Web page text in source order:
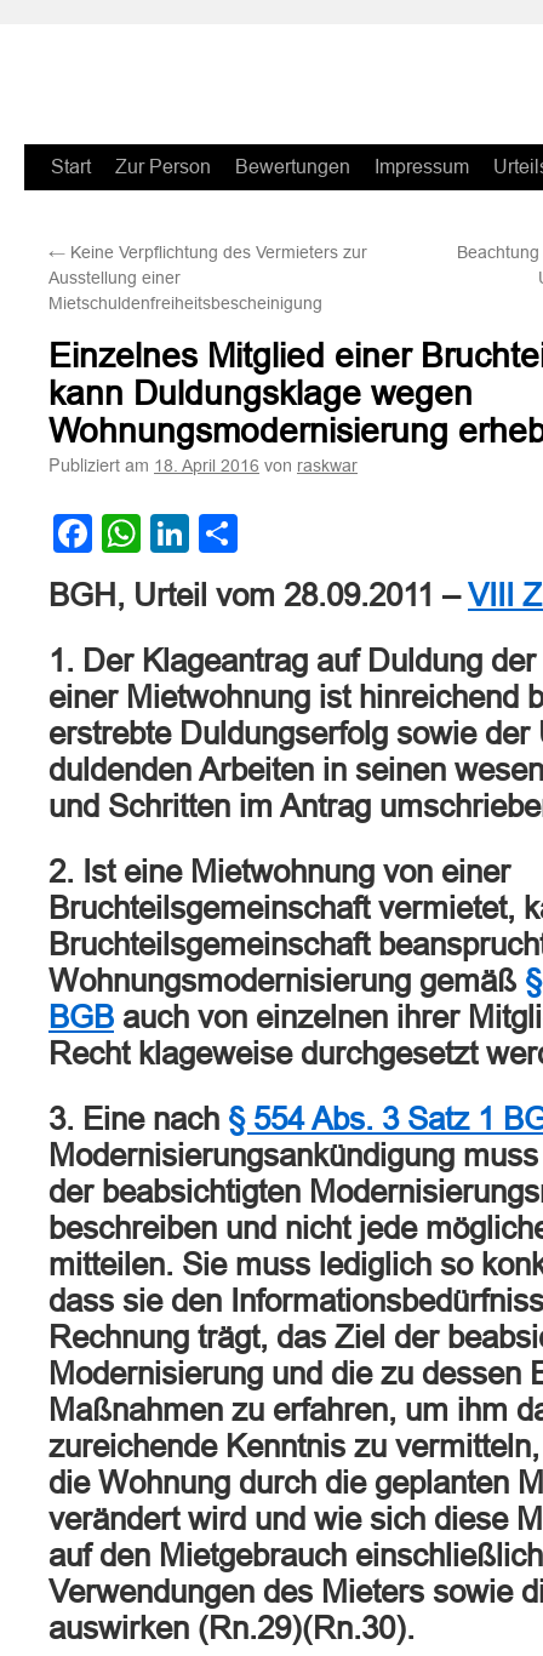
Zum
springen
Start Zur Person Bewertungen Impressum
← Keine Verpflichtung des Vermieters zur
Ausstellung einer
Mietschuldenfreiheitsbescheinigung
Einzelnes Mitglied einer
kann Duldungsklage wegen
Wohnungsmodernisierung
Publiziert am 18. April 2016 von raskwar
Facebook
WhatsApp
LinkedIn
BGH, Urteil vom 28.09.2011 –VIII
1. Der Klageantrag auf Duldung
einer Mietwohnung ist hinreichend
erstrebte Duldungserfolg sowie der
duldenden Arbeiten in seinen
und Schritten im Antrag
2. Ist eine Mietwohnung von einer
Bruchteilsgemeinschaft vermietet,
Bruchteilsgemeinschaft
Wohnungsmodernisierung gemäß
BGB auch von einzelnen ihrer
Recht klageweise durchgesetzt
3. Eine nach § 554 Abs. 3 Satz 1
Modernisierungsankündigung
der beabsichtigten
beschreiben und nicht jede
mitteilen. Sie muss lediglich so
dass sie den
Rechnung trägt, das Ziel der
Modernisierung und die zu dessen
Maßnahmen zu erfahren, um ihm
zureichende Kenntnis zu
die Wohnung durch die geplanten
verändert wird und wie sich diese
auf den Mietgebrauch
Verwendungen des Mieters sowie
auswirken (Rn.29)(Rn.30).